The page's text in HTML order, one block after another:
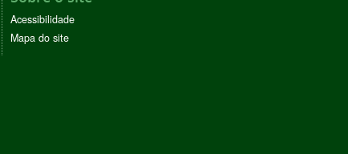
Acessibilidade
Mapa do site